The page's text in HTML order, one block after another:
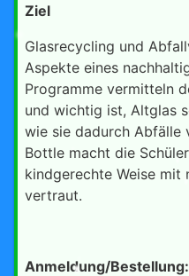
Ziel
Glasrecycling und
Aspekte eines
Programme vermitteln
und wichtig ist, Altglas
wie sie dadurch Abfälle
Bottle macht die
kindgerechte Weise mit
vertraut.
Anmeldung/